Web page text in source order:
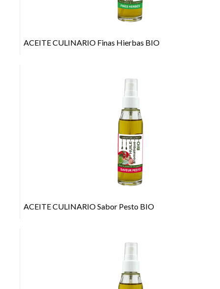
ACEITE CULINARIO Finas Hierbas BIO
ACEITE CULINARIO Sabor Pesto BIO
+